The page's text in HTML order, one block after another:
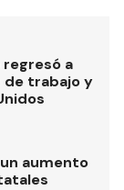
regresó a
de trabajo y
aumento